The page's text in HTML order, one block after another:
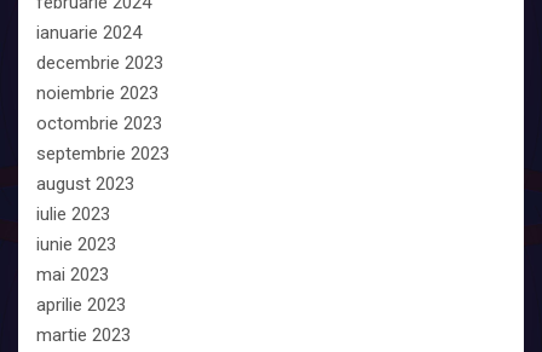
ianuarie 2024
decembrie 2023
noiembrie 2023
octombrie 2023
septembrie 2023
august 2023
iulie 2023
iunie 2023
mai 2023
aprilie 2023
martie 2023